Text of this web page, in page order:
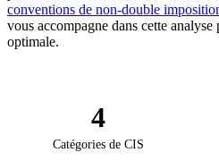
conventions de non-double
vous accompagne dans cette
optimale.
4
Catégories de CIS